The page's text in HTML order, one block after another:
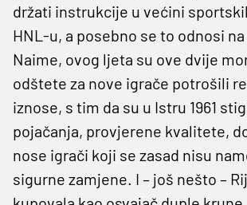
držati instrukcije u većini
HNL-u, a posebno se to odnosi
Naime, ovog ljeta su ove dvije
odštete za nove igrače potrošili
iznose, s tim da su u Istru 1961
pojačanja, provjerene kvalitete,
nose igrači koji se zasad nisu
sigurne zamjene. I – još nešto –